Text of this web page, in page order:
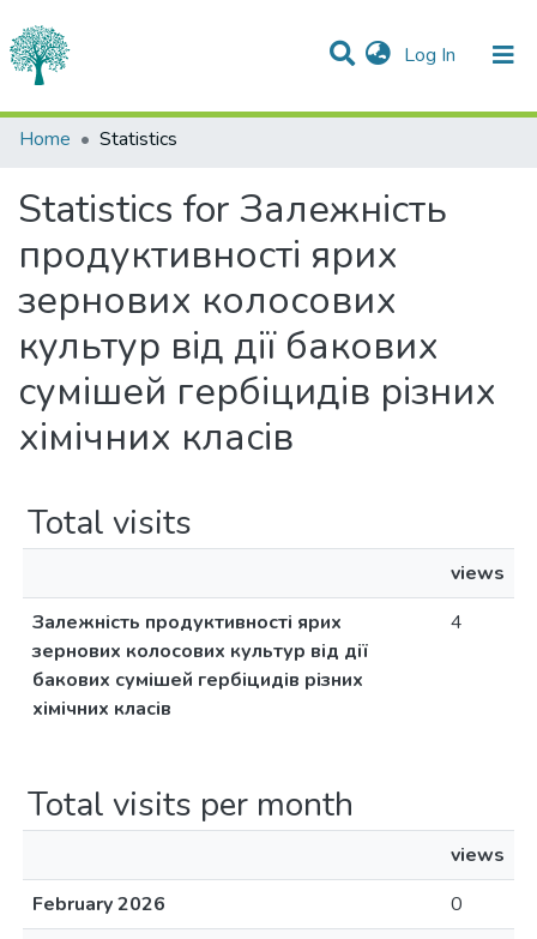
Log In (current)
Communities & Collections
Home Statistics
Statistics for Залежність
продуктивності ярих
зернових колосових
культур від дії бакових
сумішей гербіцидів різних
хімічних класів
Total visits
views
Залежність продуктивності ярих
зернових колосових культур від дії
бакових сумішей гербіцидів різних
хімічних класів
4
Total visits per month
views
February 2026
0